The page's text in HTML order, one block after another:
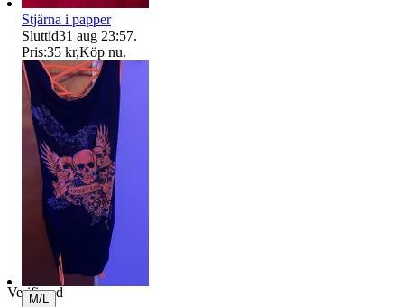
Verifierad
Stjärna i papper
Sluttid31 aug 23:57.
Pris:35 kr,Köp nu.
M/L